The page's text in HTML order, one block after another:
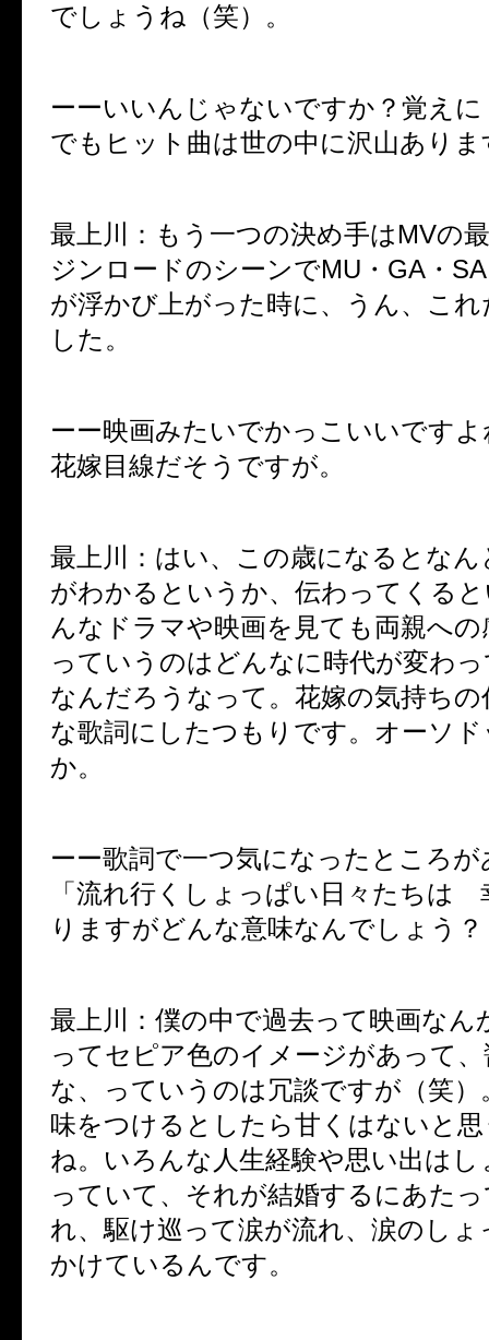
でしょうね（笑）。
ーーいいんじゃないですか？覚え
でもヒット曲は世の中に沢山ありま
最上川：もう一つの決め手はMVの
ジンロードのシーンでMU ・ GA ・ SA
が浮かび上がった時に、うん、こ
した。
ーー映画みたいでかっこいいです
花嫁目線だそうですが。
最上川：はい、この歳になるとな
がわかるというか、伝わってくる
んなドラマや映画を見ても両親へ
っていうのはどんなに時代が変わ
なんだろうなって。花嫁の気持ち
な歌詞にしたつもりです。オーソ
か。
ーー歌詞で一つ気になったところ
「流れ行くしょっぱい日々たちは
りますがどんな意味なんでしょう？
最上川：僕の中で過去って映画なん
ってセピア色のイメージがあって
な、っていうのは冗談ですが（笑）
味をつけるとしたら甘くはないと
ね。いろんな人生経験や思い出は
っていて、それが結婚するにあた
れ、駆け巡って涙が流れ、涙のし
かけているんです。